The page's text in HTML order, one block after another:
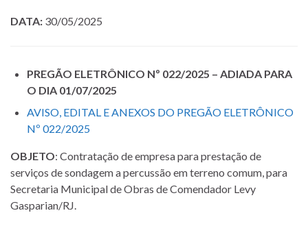
DATA: 30/05/2025
PREGÃO ELETRÔNICO Nº 022/2025 – ADIADA PARA
O DIA 01/07/2025
AVISO, EDITAL E ANEXOS DO PREGÃO ELETRÔNICO
Nº 022/2025
OBJETO: Contratação de empresa para prestação de
serviços de sondagem a percussão em terreno comum, para
Secretaria Municipal de Obras de Comendador Levy
Gasparian/RJ.